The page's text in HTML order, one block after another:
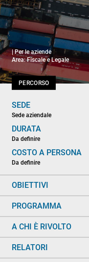
| Per le aziende
Area: Fiscale e Legale
PERCORSO
SEDE
Sede aziendale
DURATA
Da definire
COSTO A PERSONA
Da definire
OBIETTIVI
PROGRAMMA
A CHI È RIVOLTO
RELATORI